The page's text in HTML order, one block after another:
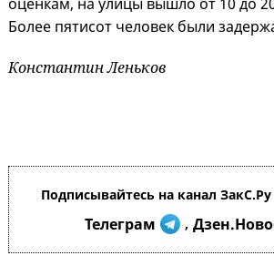
Более пятисот человек были
Константин Леньков
Подписывайтесь на канал ЗакС.Ру
Телеграм ,